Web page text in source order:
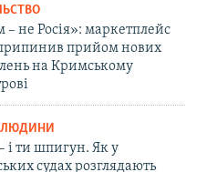
– не Росія»: маркетплейс
прийом нових
на Кримському
ЛЮДИНИ
і ти шпигун. Як у
судах розглядають